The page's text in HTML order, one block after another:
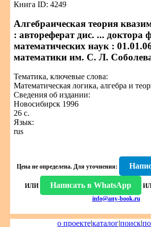
Книга ID: 4249
Алгебраическая теория
: автореферат дис. ... доктора
математических наук :
математики им. С. Л.
Тематика, ключевые слова:
Математическая логика, алгебра и
Сведения об издании:
Новосибирск 1996
26 с.
Язык:
rus
Цена не определена. Для уточнения:
ИЛИ Написать в WhatsApp
info@any-book.ru
о проекте|каталог|поиск|